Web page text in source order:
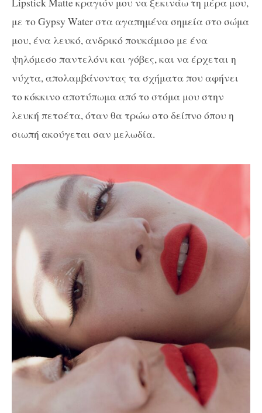
με τοGypsy Waterστα αγαπημένα σημεία στο σώμα
μου, ένα λευκό, ανδρικό πουκάμισο με ένα
ψηλόμεσο παντελόνι και γόβες, και να έρχεται η
νύχτα, απολαμβάνοντας τα σχήματα που αφήνει
το κόκκινο αποτύπωμα από το στόμα μου στην
λευκή πετσέτα, όταν θα τρώω στο δείπνο όπου η
σιωπή ακούγεται σαν μελωδία.